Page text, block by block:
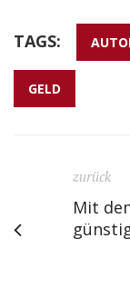
TAGS:
GELD
zurück
Mit